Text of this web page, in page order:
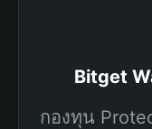
Bitget
กองทุน